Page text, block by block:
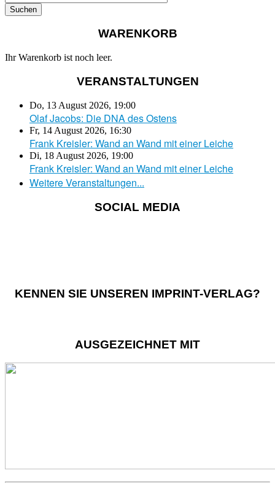
WARENKORB
Ihr Warenkorb ist noch leer.
VERANSTALTUNGEN
Do, 13 August 2026, 19:00
Olaf Jacobs: Die DNA des Ostens
Fr, 14 August 2026, 16:30
Frank Kreisler: Wand an Wand mit einer Leiche
Di, 18 August 2026, 19:00
Frank Kreisler: Wand an Wand mit einer Leiche
Weitere Veranstaltungen...
SOCIAL MEDIA
KENNEN SIE UNSEREN IMPRINT-VERLAG?
AUSGEZEICHNET MIT